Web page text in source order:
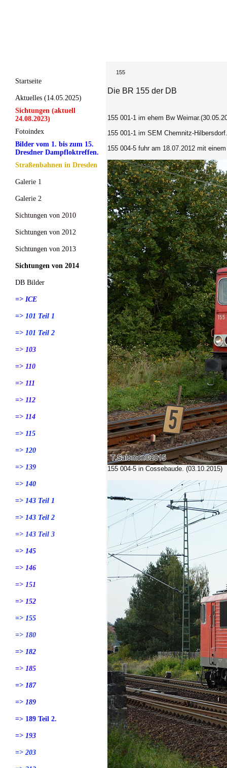
Startseite
Aktuelles (14.05.2025)
Sichtungen (aktuell
24.08.2023)
Fotoindex
Bilder vom 1. bis zum 15.
Dresdner Dampfloktreffen.
Straßenbahnen in Dresden
Galerie 1
Galerie 2
Sichtungen von 2010
Sichtungen von 2012
Sichtungen von 2013
Sichtungen von 2014
DB Bilder
=> ICE
=> 101 Teil 1
=> 101 Teil 2
=> 103
=> 110
=> 111
=> 112
=> 114
=> 115
=> 120
=> 139
=> 140
=> 143 Teil 1
=> 143 Teil 2
=> 143 Teil 3
=> 145
=> 146
=> 151
=> 152
=> 155
=> 180
=> 182
=> 185
=> 187
=> 189
=> 189 Teil 2.
=> 193
=> 203
155
Die BR 155 der DB
155 001-1 im ehem Bw
155 001-1 im SEM Chemnitz-
155 004-5 fuhr am 18.07.2012 mit
155 004-5 in Cossebaude. (03.10.2015)